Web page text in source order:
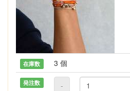
在庫数 3 個
発注数 -